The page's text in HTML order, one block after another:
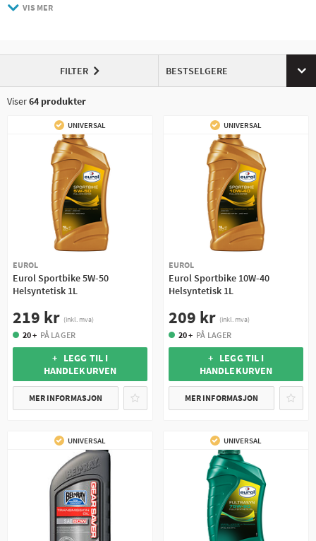
Hvis du vil lære mer om olje for ATV og UTV, les mer i
DIFFERENSIAL /
LIM & GJENGEFORSEGLING
OLJE
VASK & RENGJØRING
VIS MER
FILTER BESTSELGERE
Viser64 produkter
UNIVERSAL
EUROL
Eurol Sportbike 5W-50
Helsyntetisk 1L
219 kr (inkl. mva)
20 + PÅ LAGER
+ LEGG TIL I
HANDLEKURVEN
MER INFORMASJON
UNIVERSAL
EUROL
Eurol Sportbike 10W-40
Helsyntetisk 1L
209 kr (inkl. mva)
20 + PÅ LAGER
+ LEGG TIL I
HANDLEKURVEN
MER INFORMASJON
UNIVERSAL UNIVERSAL